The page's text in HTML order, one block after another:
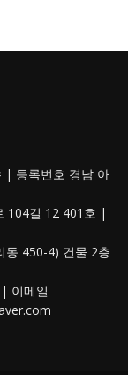
| 등록번호 경남 아
104길 12 401호 |
동 450-4) 건물 2층
이메일